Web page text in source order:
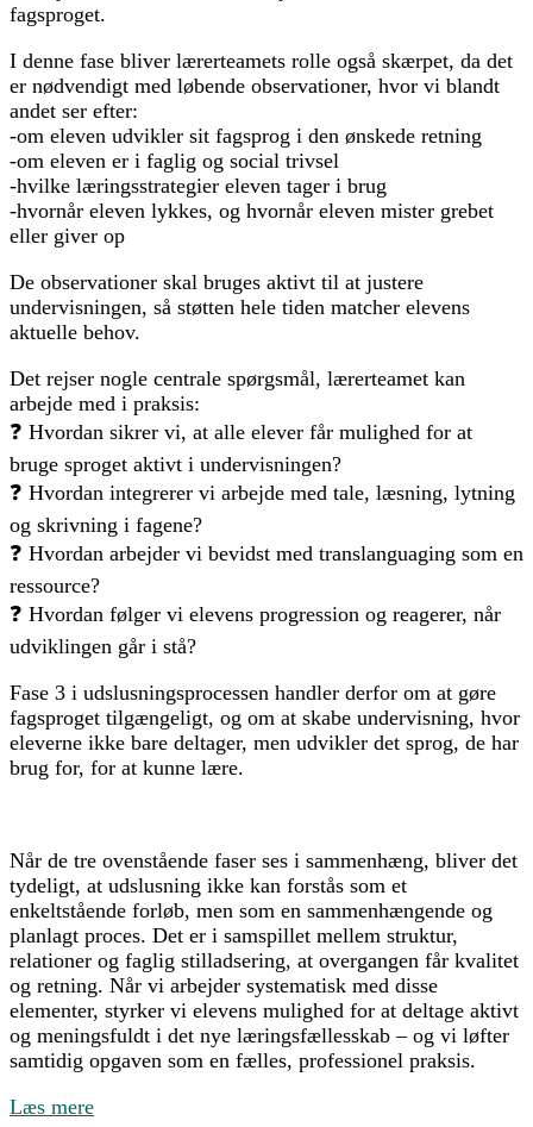
fagsproget.
I denne fase bliver lærerteamets rolle også skærpet, da det
er nødvendigt med løbende observationer, hvor vi blandt
andet ser efter:
-om eleven udvikler sit fagsprog i den ønskede retning
-om eleven er i faglig og social trivsel
-hvilke læringsstrategier eleven tager i brug
-hvornår eleven lykkes, og hvornår eleven mister grebet
eller giver op
De observationer skal bruges aktivt til at justere
undervisningen, så støtten hele tiden matcher elevens
aktuelle behov.
Det rejser nogle centrale spørgsmål, lærerteamet kan
arbejde med i praksis:
❓ Hvordan sikrer vi, at alle elever får mulighed for at
bruge sproget aktivt i undervisningen?
❓ Hvordan integrerer vi arbejde med tale, læsning, lytning
og skrivning i fagene?
❓ Hvordan arbejder vi bevidst med translanguaging som en
ressource?
❓ Hvordan følger vi elevens progression og reagerer, når
udviklingen går i stå?
Fase 3 i udslusningsprocessen handler derfor om at gøre
fagsproget tilgængeligt, og om at skabe undervisning, hvor
eleverne ikke bare deltager, men udvikler det sprog, de har
brug for, for at kunne lære.
Når de tre ovenstående faser ses i sammenhæng, bliver det
tydeligt, at udslusning ikke kan forstås som et
enkeltstående forløb, men som en sammenhængende og
planlagt proces. Det er i samspillet mellem struktur,
relationer og faglig stilladsering, at overgangen får kvalitet
og retning. Når vi arbejder systematisk med disse
elementer, styrker vi elevens mulighed for at deltage aktivt
og meningsfuldt i det nye læringsfællesskab – og vi løfter
samtidig opgaven som en fælles, professionel praksis.
Læs mere